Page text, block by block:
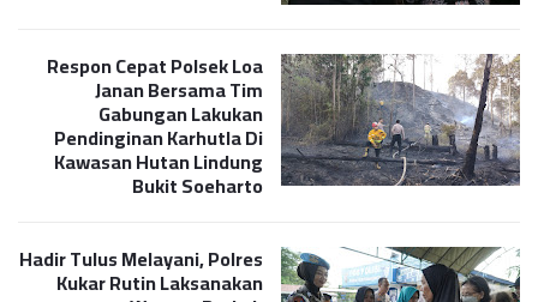
Respon Cepat Polsek Loa
Janan Bersama Tim
Gabungan Lakukan
Pendinginan Karhutla Di
Kawasan Hutan Lindung
Bukit Soeharto
Hadir Tulus Melayani, Polres
Kukar Rutin Laksanakan